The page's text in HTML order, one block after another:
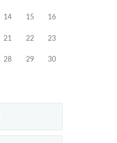
14 15 16
21 22 23
28 29 30